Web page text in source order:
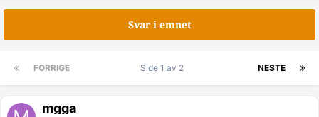
Svar i emnet
FORRIGE NESTE
Side 1 av 2
mgga